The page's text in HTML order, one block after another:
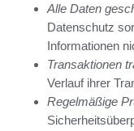
Alle Daten
Datenschutz
Informationen
Transaktionen
Verlauf ihrer
Regelmäßige